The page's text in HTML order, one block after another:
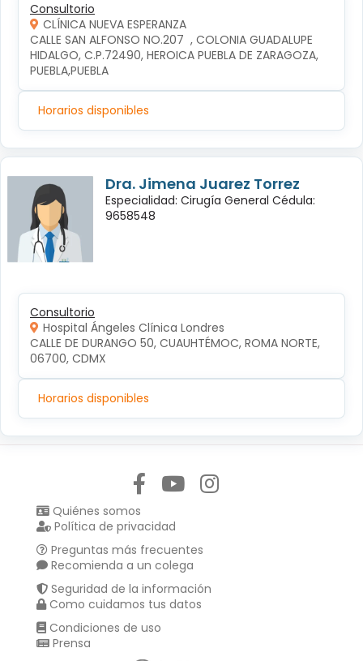
Consultorio
CLÍNICA NUEVA ESPERANZA
CALLE SAN ALFONSO NO.207  , COLONIA GUADALUPE
HIDALGO, C.P.72490, HEROICA PUEBLA DE ZARAGOZA,
PUEBLA,PUEBLA
Horarios disponibles
Dra. Jimena Juarez Torrez
Especialidad: Cirugía General Cédula:
9658548
Consultorio
Hospital Ángeles Clínica Londres
CALLE DE DURANGO 50, CUAUHTÉMOC, ROMA NORTE,
06700, CDMX
Horarios disponibles
Quiénes somos
Política de privacidad
Preguntas más frecuentes
Recomienda a un colega
Seguridad de la información
Como cuidamos tus datos
Condiciones de uso
Prensa